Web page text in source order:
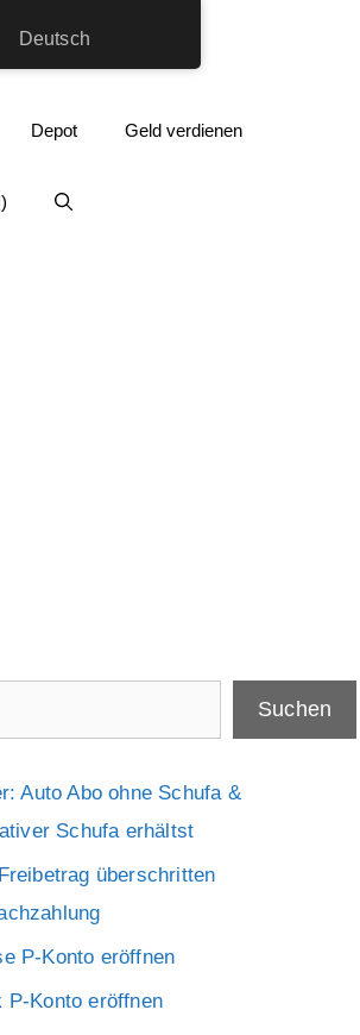
Depot Geld verdienen
Suchen
Auto Abo ohne Schufa &
Schufa erhältst
überschritten
P-Konto eröffnen
P-Konto eröffnen
Deutsch